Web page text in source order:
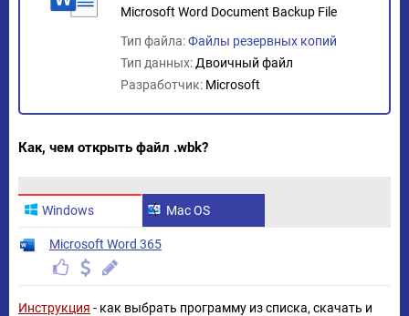
Microsoft Word Document Backup File
Тип файла:Файлы резервных копий
Тип данных: Двоичный файл
Разработчик: Microsoft
Как, чем открыть файл .wbk?
Windows Mac OS
Microsoft Word 365
Инструкция - как выбрать программу из списка, скачать и